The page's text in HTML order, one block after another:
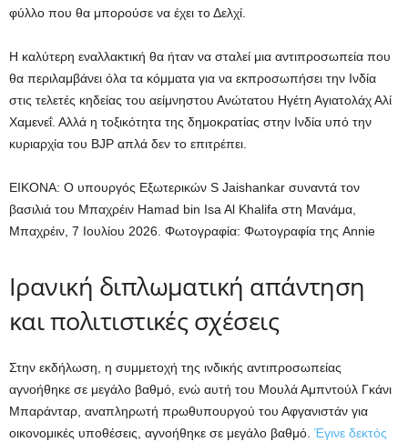
φύλλο που θα μπορούσε να έχει το Δελχί.
Η καλύτερη εναλλακτική θα ήταν να σταλεί μια αντιπροσωπεία που
θα περιλαμβάνει όλα τα κόμματα για να εκπροσωπήσει την Ινδία
στις τελετές κηδείας του αείμνηστου Ανώτατου Ηγέτη Αγιατολάχ Αλί
Χαμενεΐ. Αλλά η τοξικότητα της δημοκρατίας στην Ινδία υπό την
κυριαρχία του BJP απλά δεν το επιτρέπει.
ΕΙΚΟΝΑ: Ο υπουργός Εξωτερικών S Jaishankar συναντά τον
βασιλιά του Μπαχρέιν Hamad bin Isa Al Khalifa στη Μανάμα,
Μπαχρέιν, 7 Ιουλίου 2026. Φωτογραφία: Φωτογραφία της Annie
Ιρανική διπλωματική απάντηση
και πολιτιστικές σχέσεις
Στην εκδήλωση, η συμμετοχή της ινδικής αντιπροσωπείας
αγνοήθηκε σε μεγάλο βαθμό, ενώ αυτή του Μουλά Αμπντούλ Γκάνι
Μπαράνταρ, αναπληρωτή πρωθυπουργού του Αφγανιστάν για
οικονομικές υποθέσεις, αγνοήθηκε σε μεγάλο βαθμό. Έγινε δεκτός